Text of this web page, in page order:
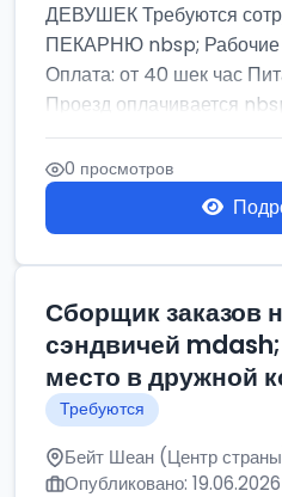
ДЕВУШЕК Требуются
ПЕКАРНЮ nbsp; Рабочие
Оплата: от 40 шек час
Проезд оплачивается
бумага,...
0 просмотров
Сборщик заказов
сэндвичей
место в дружной
Требуются
Бейт Шеан (Центр
Опубликовано: 19.06.2026